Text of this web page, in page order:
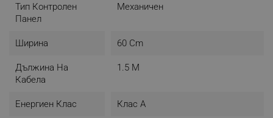
Тип Контролен
Панел
Механичен
Ширина 60 Cm
Дължина На
Кабела
1.5 М
Енергиен Клас Клас A